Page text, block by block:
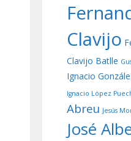
Clavijo
Clavijo Batlle
Ignacio
Ignacio López
Abreu Jesús
José